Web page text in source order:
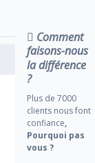
Comment
faisons-nous
la différence
?
Plus de 7000
clients nous font
confiance,
Pourquoi pas
vous ?